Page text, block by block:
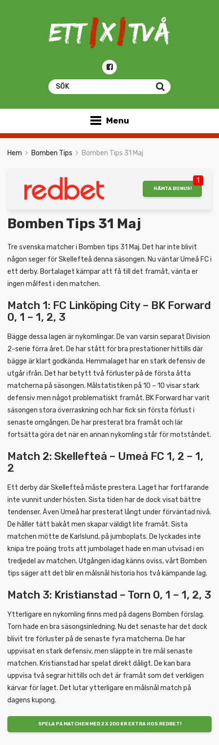
Menu
Hem Bomben Tips Bomben Tips 31 Maj
1
HÄMTA BONUS!
Bomben Tips 31 Maj
Tre svenska matcher i Bomben tips 31 Maj. Det har inte blivit
någon seger för Skellefteå denna säsongen. Nu väntar Umeå FC i
ett derby. Bortalaget kämpar att få till det framåt, vänta er
ingen målfest i den matchen.
Match 1: FC Linköping City – BK Forward
0, 1 – 1, 2, 3
Bägge dessa lagen är nykomlingar. De van varsin separat Division
2-serie förra året. De har stått för bra prestationer hittills där
bägge är klart godkända. Hemmalaget har en stark defensiv de
utgår ifrån. Det har betytt två förluster på de första åtta
matcherna på säsongen. Målstatistiken på 10 – 10 visar stark
defensiv men något problematiskt framåt. BK Forward har varit
säsongen stora överraskning och har fick sin första förlust i
senaste omgången. De har presterat bra framåt och lär
fortsätta göra det när en annan nykomling står för motståndet.
Match 2: Skellefteå – Umeå FC 1, 2 – 1,
2
Ett derby där Skellefteå måste prestera. Laget har fortfarande
inte vunnit under hösten. Sista tiden har de dock visat bättre
tendenser. Även Umeå har presterat långt under förväntad nivå.
De håller tätt bakåt men skapar väldigt lite framåt. Sista
matchen mötte de Karlslund, på jumboplats. De lyckades inte
knipa tre poäng trots att jumbolaget hade en man utvisad i en
tredjedel av matchen. Utgången idag känns oviss, vårt Bomben
tips säger att det blir en målsnål historia hos två kämpande lag.
Match 3: Kristianstad – Torn 0, 1 – 1, 2, 3
Ytterligare en nykomling finns med på dagens Bomben förslag.
Torn hade en bra säsongsinledning. Nu det senaste har det dock
blivit tre förluster på de senaste fyra matcherna. De har
uppvisat en stark defensiv, men släppte in tre mål senaste
matchen. Kristianstad har spelat direkt dåligt. De kan bara
uppvisa två segrar hittills och det är framåt som det verkligen
kärvar för laget. Det lutar ytterligare en målsnål match på
dagens kupong.
SPELA PÅ MATCHEN MED 2 X 200 KR EXTRA HOS REDBET!